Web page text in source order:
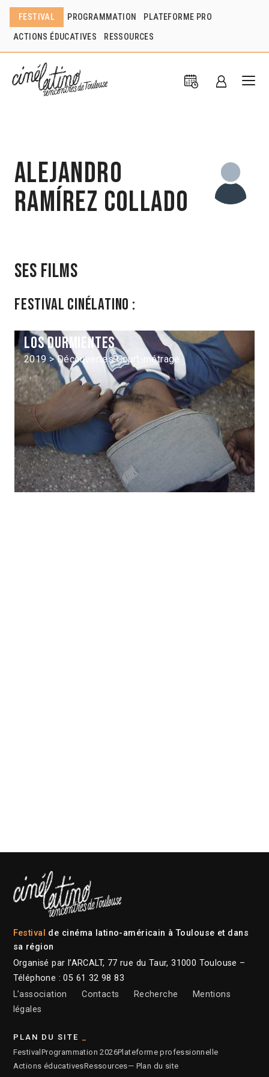
FESTIVAL PROGRAMMATION PLATEFORME PRO
ACTIONS ÉDUCATIVES RESSOURCES
Alejandro
Ramírez Collado
Ses films
Festival Cinélatino :
Los Durmientes
2019 > Découvertes Court-métrage
Festival de cinéma latino-américain à Toulouse et dans
sa région
Organisé par l’ARCALT, 77 rue du Taur, 31000 Toulouse –
Téléphone : 05 61 32 98 83
L’association
Contacts Recherche
Mentions
légales
PLAN DU SITE
Festival Programmation 2026Plateforme professionnelle
Actions éducativesRessources— Plan du site